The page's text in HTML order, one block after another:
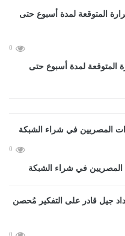
0
المتوقعة لمدة أسبوع حتى
0
في شراء الشبكة
0